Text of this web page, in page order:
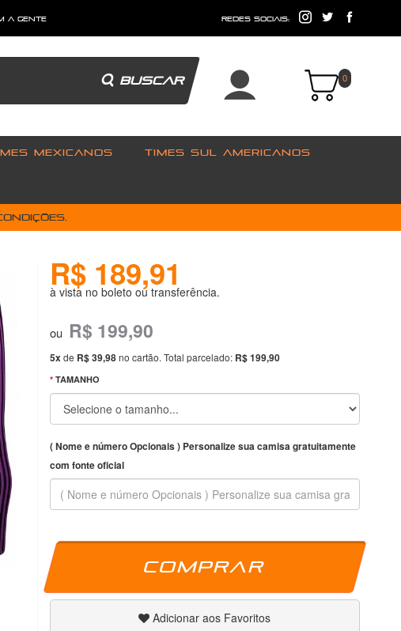
a gente redes sociais:
BUSCAR 0
MEXICANOS TIMES SUL AMERICANOS
R$ 189,91
à vista no boleto ou transferência.
ou R$ 199,90
5xde R$ 39,98no cartão. Total parcelado: R$ 199,90
TAMANHO
( Nome e número Opcionais ) Personalize sua camisa gratuitamente
com fonte oficial
Comprar
Adicionar aos Favoritos